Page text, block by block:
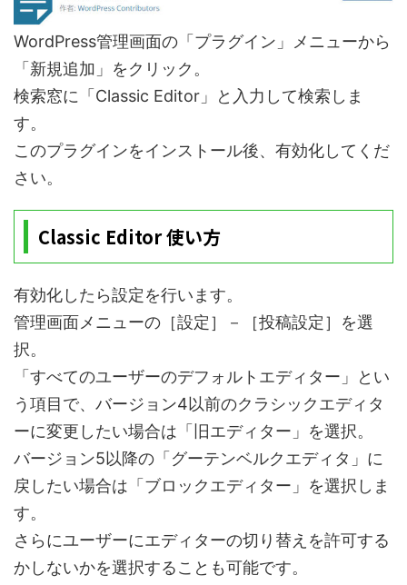
WordPress管理画面の「プラグイン」メニューから
「新規追加」をクリック。
検索窓に「Classic Editor」と入力して検索しま
す。
このプラグインをインストール後、有効化してくだ
さい。
Classic Editor 使い方
有効化したら設定を行います。
管理画面メニューの［設定］－［投稿設定］を選
択。
「すべてのユーザーのデフォルトエディター」とい
う項目で、バージョン4以前のクラシックエディタ
ーに変更したい場合は「旧エディター」を選択。
バージョン5以降の「グーテンベルクエディタ」に
戻したい場合は「ブロックエディター」を選択しま
す。
さらにユーザーにエディターの切り替えを許可する
かしないかを選択することも可能です。